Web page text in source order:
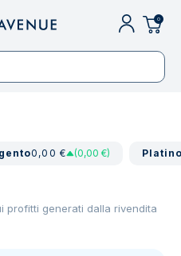
0
0,00 € (0,00 €)
profitti generati dalla rivendita